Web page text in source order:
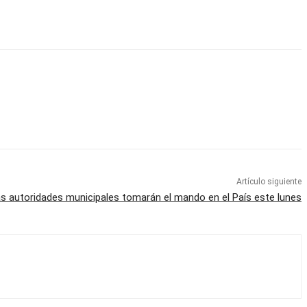
Artículo siguiente
autoridades municipales tomarán el mando en el País este lunes